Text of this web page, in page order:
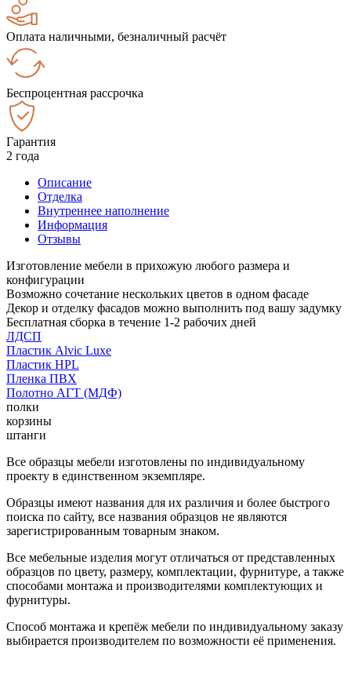
Оплата наличными, безналичный расчёт
Беспроцентная рассрочка
Гарантия
2 года
Описание
Отделка
Внутреннее наполнение
Информация
Отзывы
Изготовление мебели в прихожую любого размера и
конфигурации
Возможно сочетание нескольких цветов в одном фасаде
Декор и отделку фасадов можно выполнить под вашу задумку
Бесплатная сборка в течение 1-2 рабочих дней
ЛДСП
Пластик Alvic Luxe
Пластик HPL
Пленка ПВХ
Полотно АГТ (МДФ)
полки
корзины
штанги
Все образцы мебели изготовлены по индивидуальному
проекту в единственном экземпляре.
Образцы имеют названия для их различия и более быстрого
поиска по сайту, все названия образцов не являются
зарегистрированным товарным знаком.
Все мебельные изделия могут отличаться от представленных
образцов по цвету, размеру, комплектации, фурнитуре, а также
способами монтажа и производителями комплектующих и
фурнитуры.
Способ монтажа и крепёж мебели по индивидуальному заказу
выбирается производителем по возможности её применения.